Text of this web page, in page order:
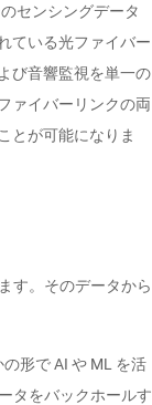
センシングデータ
ている光ファイバー
び音響監視を単一の
ァイバーリンクの両
とが可能になりま
す。そのデータから
の形でAI や ML を活
タをバックホールす